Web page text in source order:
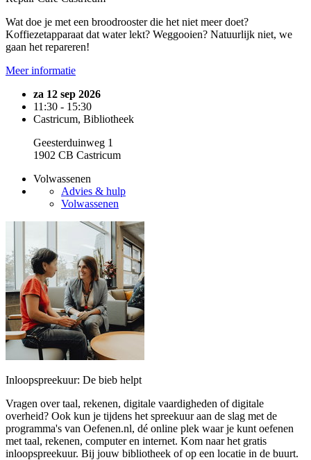
Wat doe je met een broodrooster die het niet meer doet?
Koffiezetapparaat dat water lekt? Weggooien? Natuurlijk niet, we
gaan het repareren!
Meer informatie
za 12 sep 2026
11:30 - 15:30
Castricum, Bibliotheek
Geesterduinweg 1
1902 CB Castricum
Volwassenen
Advies & hulp
Volwassenen
Inloopspreekuur: De bieb helpt
Vragen over taal, rekenen, digitale vaardigheden of digitale
overheid? Ook kun je tijdens het spreekuur aan de slag met de
programma's van Oefenen.nl, dé online plek waar je kunt oefenen
met taal, rekenen, computer en internet. Kom naar het gratis
inloopspreekuur. Bij jouw bibliotheek of op een locatie in de buurt.